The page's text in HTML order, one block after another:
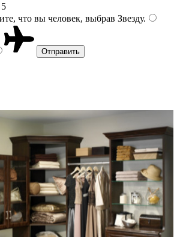
5
что вы человек, выбрав Звезду.